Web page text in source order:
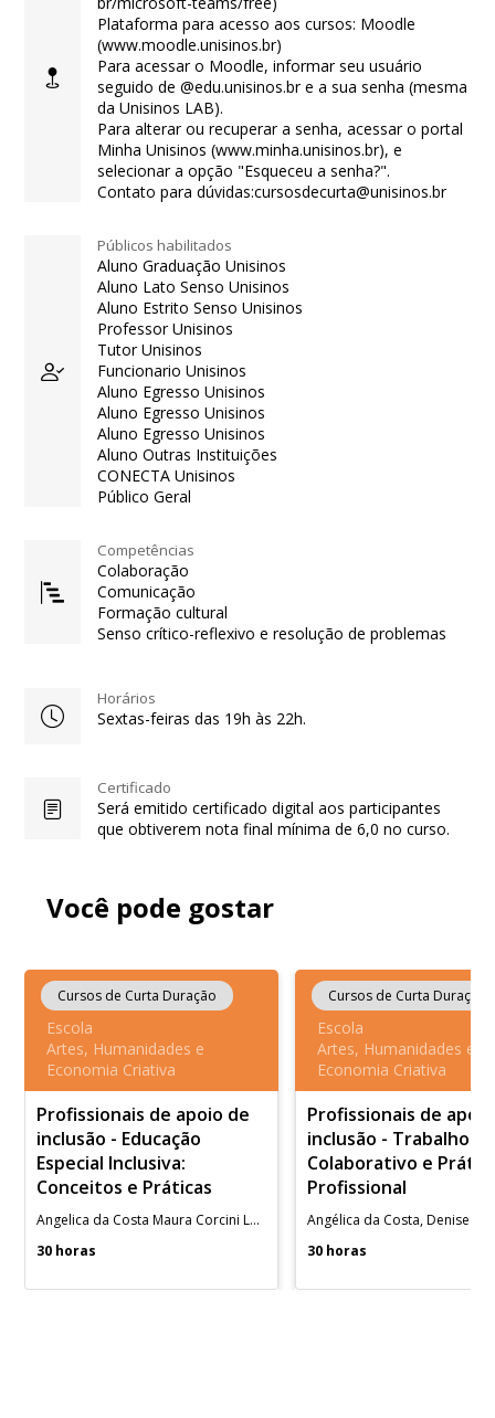
Plataforma para acesso aos cursos: Moodle
(www.moodle.unisinos.br)
Para acessar o Moodle, informar seu usuário
seguido de @edu.unisinos.br e a sua senha (mesma
da Unisinos LAB).
Para alterar ou recuperar a senha, acessar o portal
Minha Unisinos (www.minha.unisinos.br), e
selecionar a opção "Esqueceu a senha?".
Contato para dúvidas:cursosdecurta@unisinos.br
Públicos habilitados
Aluno Graduação Unisinos
Aluno Lato Senso Unisinos
Aluno Estrito Senso Unisinos
Professor Unisinos
Tutor Unisinos
Funcionario Unisinos
Aluno Egresso Unisinos
Aluno Egresso Unisinos
Aluno Egresso Unisinos
Aluno Outras Instituições
CONECTA Unisinos
Público Geral
Competências
Colaboração
Comunicação
Formação cultural
Senso crítico-reflexivo e resolução de problemas
Horários
Sextas-feiras das 19h às 22h.
Certificado
Será emitido certificado digital aos participantes
que obtiverem nota final mínima de 6,0 no curso.
Você pode gostar
Cursos de Curta Duração
Escola
Artes, Humanidades e
Economia Criativa
Profissionais de apoio de
inclusão - Educação
Especial Inclusiva:
Conceitos e Práticas
Angelica da Costa Maura Corcini Lopes
30 horas
Cursos de Curta Duração
Escola
Artes, Humanidades e
Economia Criativa
Profissionais de
inclusão - Trabalho
Colaborativo e
Profissional
30 horas